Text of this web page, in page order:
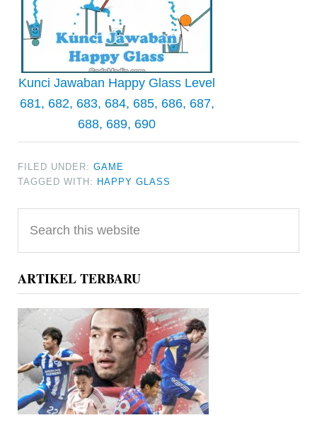
Kunci Jawaban Happy Glass Level
681, 682, 683, 684, 685, 686, 687,
688, 689, 690
FILED UNDER:GAME
TAGGED WITH: HAPPY GLASS
Primary
Sidebar
this
website
ARTIKEL TERBARU